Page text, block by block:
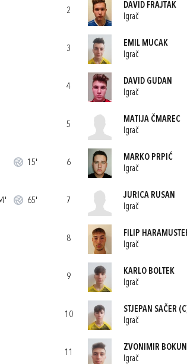
15'
65'
2
DAVID FRAJTAK
Igrač
3
EMIL MUCAK
Igrač
4
DAVID GUDAN
Igrač
5
MATIJA ČMAREC
Igrač
6
MARKO PRPIĆ
Igrač
7
JURICA RUSAN
Igrač
8
FILIP
Igrač
9
KARLO BOLTEK
Igrač
10
STJEPAN SAČER
Igrač
11
ZVONIMIR BOKUN
Igrač